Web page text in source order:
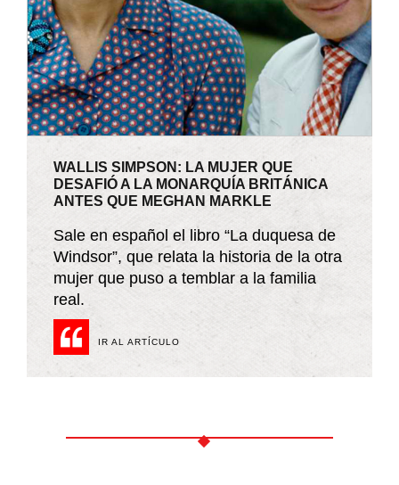
WALLIS SIMPSON: LA MUJER QUE
DESAFIÓ A LA MONARQUÍA BRITÁNICA
ANTES QUE MEGHAN MARKLE
Sale en español el libro “La duquesa de
Windsor”, que relata la historia de la otra
mujer que puso a temblar a la familia
real.
IR AL ARTÍCULO